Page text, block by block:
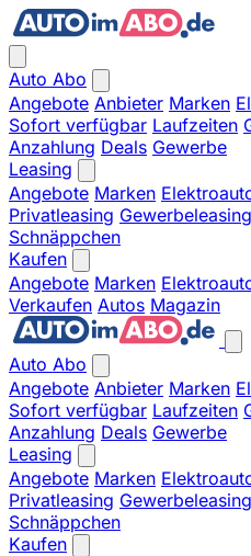
Auto Abo
Angebote Anbieter Marken
Sofort verfügbar Laufzeiten
Anzahlung Deals Gewerbe
Leasing
Angebote Marken
Privatleasing Gewerbeleasing
Schnäppchen
Kaufen
Angebote Marken
Verkaufen Autos Magazin
Auto Abo
Angebote Anbieter Marken
Sofort verfügbar Laufzeiten
Anzahlung Deals Gewerbe
Leasing
Angebote Marken
Privatleasing Gewerbeleasing
Schnäppchen
Kaufen